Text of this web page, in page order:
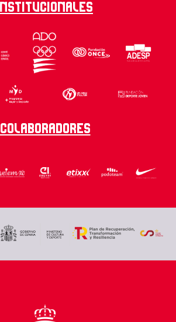
Institucionales
Colaboradores